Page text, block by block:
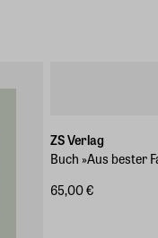
ZS Verlag
Buch »Aus bester
65,00 €